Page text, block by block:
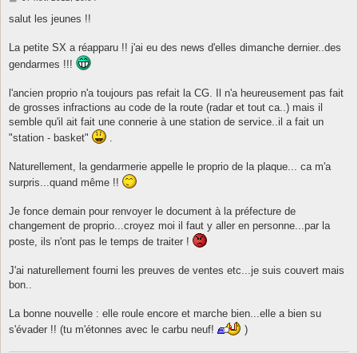
s
g
salut les jeunes !!
La petite SX a réapparu !! j'ai eu des news d'elles dimanche dernier..des
gendarmes !!!
l'ancien proprio n'a toujours pas refait la CG. Il n'a heureusement pas fait
de grosses infractions au code de la route (radar et tout ca..) mais il
semble qu'il ait fait une connerie à une station de service..il a fait un
"station - basket"
.
Naturellement, la gendarmerie appelle le proprio de la plaque... ca m'a
surpris...quand même !!
Je fonce demain pour renvoyer le document à la préfecture de
changement de proprio...croyez moi il faut y aller en personne...par la
poste, ils n'ont pas le temps de traiter !
J'ai naturellement fourni les preuves de ventes etc...je suis couvert mais
bon..
La bonne nouvelle : elle roule encore et marche bien...elle a bien su
s'évader !! (tu m'étonnes avec le carbu neuf!
)